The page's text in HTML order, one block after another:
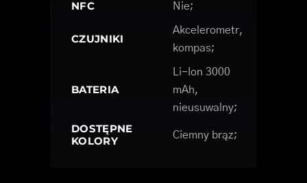
NFC Nie;
CZUJNIKI
Akcelerometr,
kompas;
BATERIA
Li-Ion 3000
mAh,
nieusuwalny;
DOSTĘPNE
KOLORY
Ciemny brąz;